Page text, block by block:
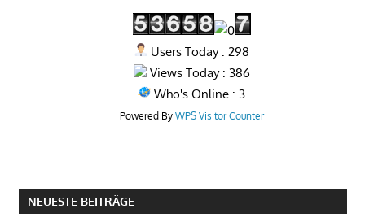
Users Today : 298
Views Today : 386
Who's Online : 3
Powered By WPS Visitor Counter
NEUESTE BEITRÄGE